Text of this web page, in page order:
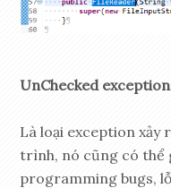
UnChecked
Là loại exception xảy
trình, nó cũng có thể
programming bugs,